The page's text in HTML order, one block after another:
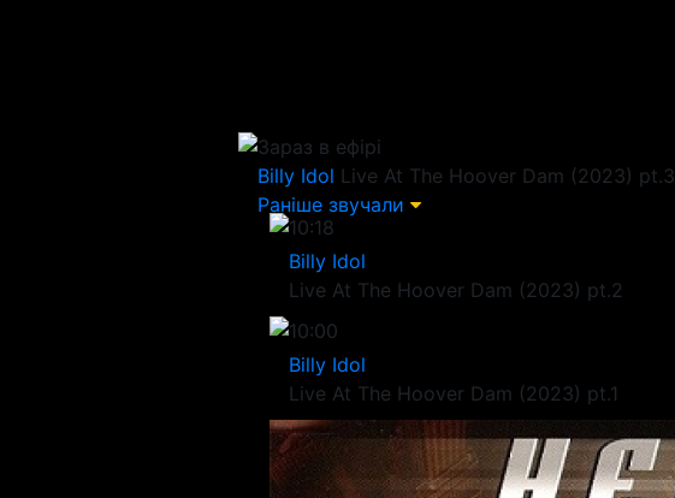
Зараз в ефірі
Billy Idol Live At The Hoover Dam (2023) pt.3
Раніше звучали
10:18
Billy Idol
Live At The Hoover Dam (2023) pt.2
10:00
Billy Idol
Live At The Hoover Dam (2023) pt.1